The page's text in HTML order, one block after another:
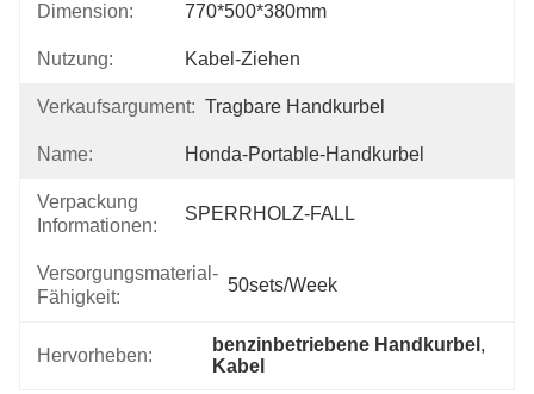
Dimension: 770*500*380mm
Nutzung: Kabel-Ziehen
Verkaufsargument: Tragbare Handkurbel
Name: Honda-Portable-Handkurbel
Verpackung
Informationen:
SPERRHOLZ-FALL
Versorgungsmaterial-
Fähigkeit:
50sets/Week
Hervorheben:
benzinbetriebene Handkurbel ,
Kabel